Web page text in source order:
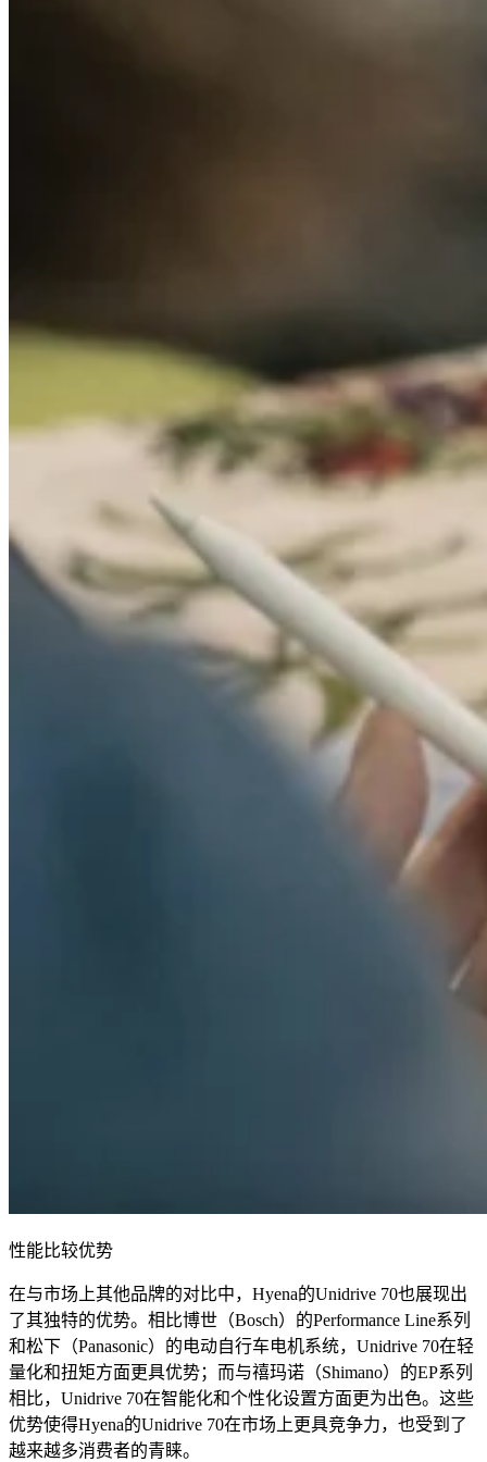
性能比较优势
在与市场上其他品牌的对比中，Hyena的Unidrive 70也展现出
了其独特的优势。相比博世（Bosch）的Performance Line系列
和松下（Panasonic）的电动自行车电机系统，Unidrive 70在轻
量化和扭矩方面更具优势；而与禧玛诺（Shimano）的EP系列
相比，Unidrive 70在智能化和个性化设置方面更为出色。这些
优势使得Hyena的Unidrive 70在市场上更具竞争力，也受到了
越来越多消费者的青睐。